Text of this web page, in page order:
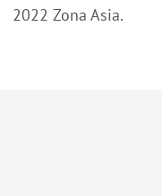
2022 Zona Asia.